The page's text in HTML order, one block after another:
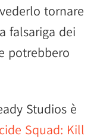
tornare
falsariga dei
potrebbero
Studios è
Squad: Kill